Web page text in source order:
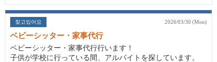
찾고있어요 2026/03/30 (Mon)
ベビーシッター・家事代行
ベビーシッター・家事代行行います！
子供が学校に行っている間、アルバイトを探しています。